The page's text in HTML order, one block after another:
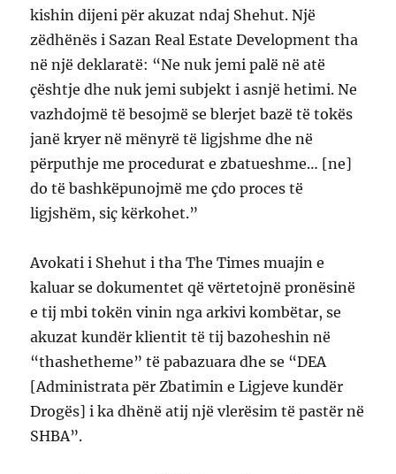
kishin dijeni për akuzat ndaj Shehut. Një
zëdhënës i Sazan Real Estate Development tha
në një deklaratë: “Ne nuk jemi palë në atë
çështje dhe nuk jemi subjekt i asnjë hetimi. Ne
vazhdojmë të besojmë se blerjet bazë të tokës
janë kryer në mënyrë të ligjshme dhe në
përputhje me procedurat e zbatueshme… [ne]
do të bashkëpunojmë me çdo proces të
ligjshëm, siç kërkohet.”
Avokati i Shehut i tha The Times muajin e
kaluar se dokumentet që vërtetojnë pronësinë
e tij mbi tokën vinin nga arkivi kombëtar, se
akuzat kundër klientit të tij bazoheshin në
“thashetheme” të pabazuara dhe se “DEA
[Administrata për Zbatimin e Ligjeve kundër
Drogës] i ka dhënë atij një vlerësim të pastër në
SHBA”.